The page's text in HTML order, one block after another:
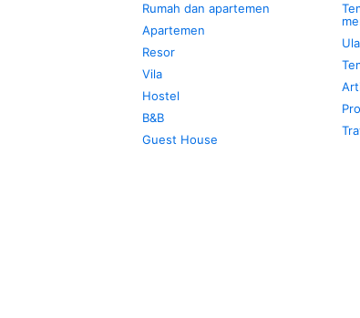
Rumah dan apartemen
Apartemen
Resor
Vila
Hostel
B&B
Guest House